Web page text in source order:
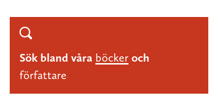
Sök bland våra böcker och
författare